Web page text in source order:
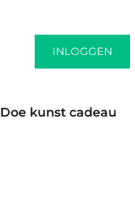
INLOGGEN
Doe kunst cadeau